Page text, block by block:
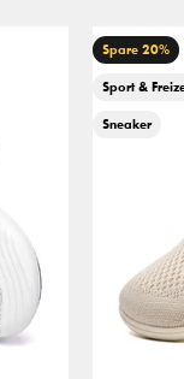
Spare 20%
Sport &
Sneaker